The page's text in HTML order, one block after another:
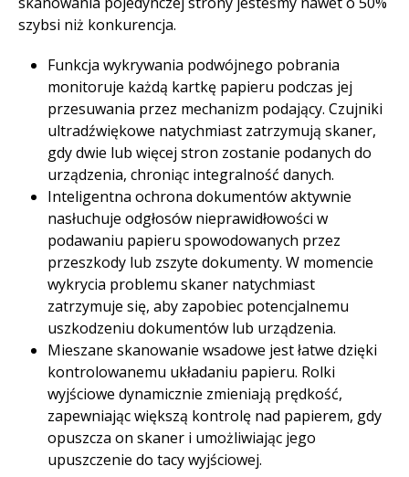
szybsi niż konkurencja.​
Funkcja wykrywania podwójnego pobrania
monitoruje każdą kartkę papieru podczas jej
przesuwania przez mechanizm podający. Czujniki
ultradźwiękowe natychmiast zatrzymują skaner,
gdy dwie lub więcej stron zostanie podanych do
urządzenia, chroniąc integralność danych.
Inteligentna ochrona dokumentów aktywnie
nasłuchuje odgłosów nieprawidłowości w
podawaniu papieru spowodowanych przez
przeszkody lub zszyte dokumenty. W momencie
wykrycia problemu skaner natychmiast
zatrzymuje się, aby zapobiec potencjalnemu
uszkodzeniu dokumentów lub urządzenia. ​
Mieszane skanowanie wsadowe jest łatwe dzięki
kontrolowanemu układaniu papieru. Rolki
wyjściowe dynamicznie zmieniają prędkość,
zapewniając większą kontrolę nad papierem, gdy
opuszcza on skaner i umożliwiając jego
upuszczenie do tacy wyjściowej. ​